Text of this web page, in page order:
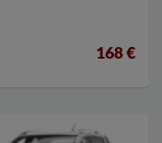
168 €